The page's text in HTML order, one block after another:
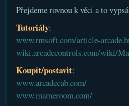
Přejdeme rovnou k věci a to
Tutoriály:
www.tmsoft.com/article-
wiki.arcadecontrols.com/wiki/
Koupit/postavit:
www.arcadecab.com/
www.mameroom.com/